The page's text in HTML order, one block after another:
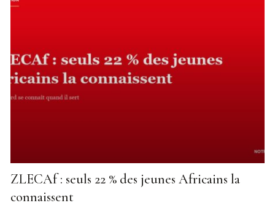
ZLECAf : seuls 22 % des jeunes Africains la
connaissent